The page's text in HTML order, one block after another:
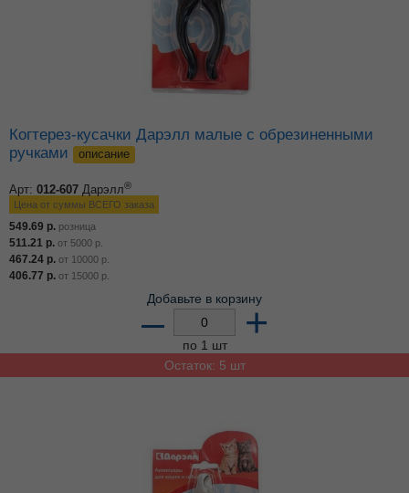
Когтерез-кусачки Дарэлл малые с обрезиненными
ручками
описание
Арт: 012-607 Дарэлл®
Цена от суммы ВСЕГО заказа
549.69 р. розница
511.21 р. от 5000 р.
467.24 р. от 10000 р.
406.77 р. от 15000 р.
Добавьте в корзину
– +
по 1 шт
Остаток: 5 шт